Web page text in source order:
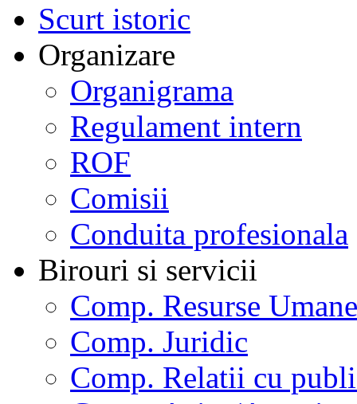
Scurt istoric
Organizare
Organigrama
Regulament intern
ROF
Comisii
Conduita profesionala
Birouri si servicii
Comp. Resurse Umane
Comp. Juridic
Comp. Relatii cu